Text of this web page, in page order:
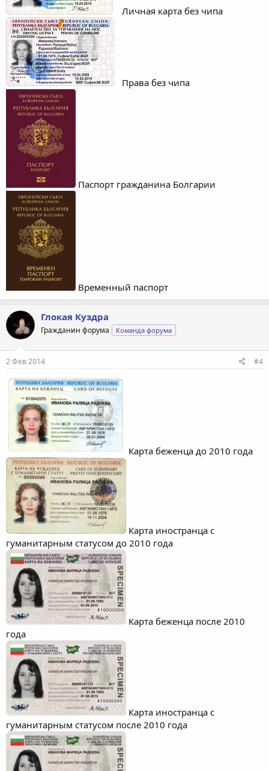
Личная карта без чипа
Права без чипа
Паспорт гражданина Болгарии
Временный паспорт
Глокая Куздра
Гражданин форума Команда форума
2 Фев 2014 #4
Карта беженца до 2010 года
Карта иностранца с
гуманитарным статусом до 2010 года
Карта беженца после 2010
года
Карта иностранца с
гуманитарным статусом после 2010 года